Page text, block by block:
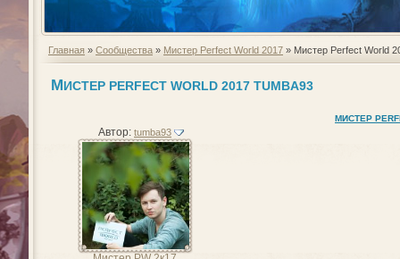
Главная » Сообщества » Мистер Perfect World 2017 » Мистер Perfect World
МИСТЕР PERFECT WORLD 2017 TUMBA93
МИСТЕР
Автор: tumba93